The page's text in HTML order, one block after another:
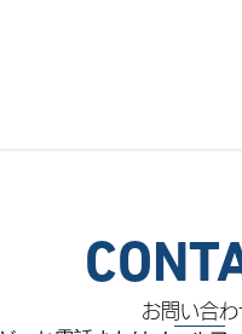
お問い合わ